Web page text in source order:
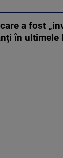
a fost
în ultimele